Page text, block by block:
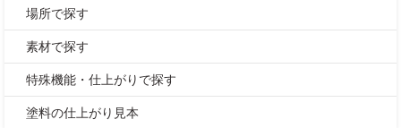
場所で探す
素材で探す
特殊機能・仕上がりで探す
塗料の仕上がり見本